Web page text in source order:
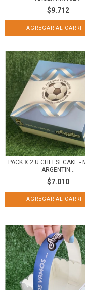
$9.712
PACK X 2 U CHEESECAKE -
ARGENTIN...
$7.010